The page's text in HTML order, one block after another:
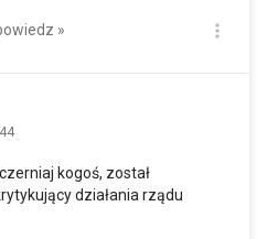
»
kogoś, został
działania rządu